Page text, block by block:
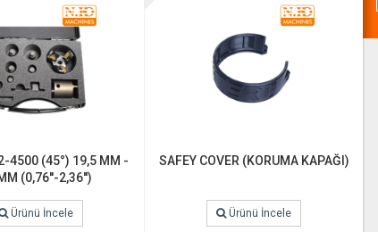
4500 (45°) 19,5 MM -
(0,76''-2,36'')
Ürünü İncele
SAFEY COVER (KORUMA KAPAĞI)
Ürünü İncele